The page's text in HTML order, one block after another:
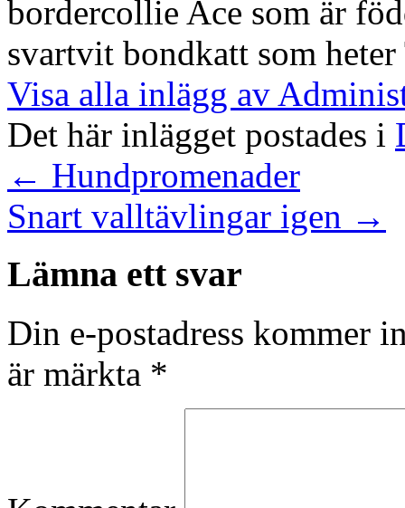
bordercollie Ace som är
svartvit bondkatt som heter
Visa alla inlägg av
Det här inlägget postades i
← Hundpromenader
Snart valltävlingar igen →
Lämna ett svar
Din e-postadress kommer
är märkta *